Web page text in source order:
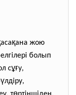
асақана жою
болып
сұғу,
үлдіру,
ө